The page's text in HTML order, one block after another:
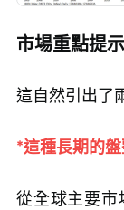
市場重點提示
這自然引出了
*這種長期的盤
從全球主要市